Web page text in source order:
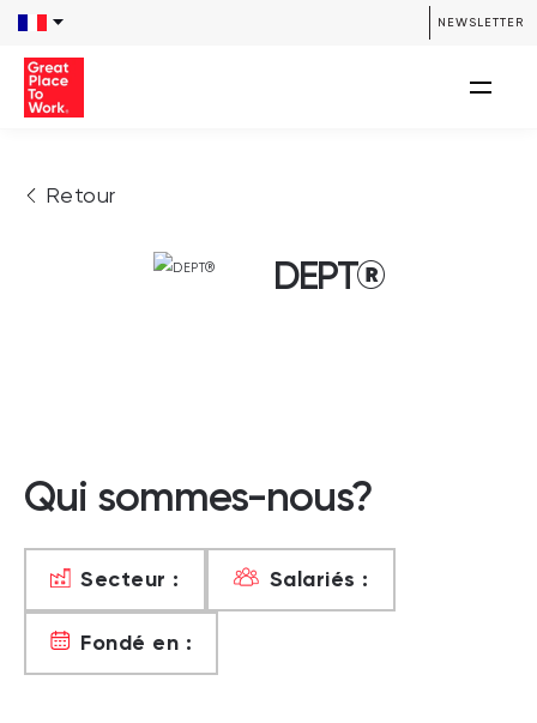
NEWSLETTER
Retour
DEPT®
Qui sommes-nous?
Secteur : Salariés :
Fondé en :